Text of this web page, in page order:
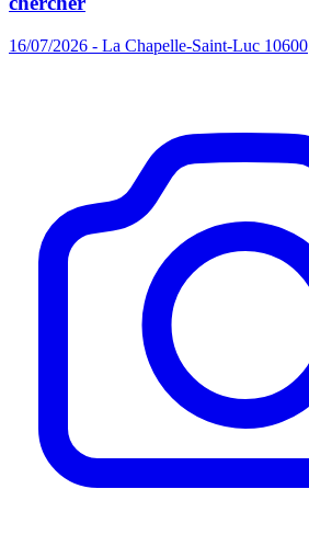
16/07/2026 - La Chapelle-Saint-Luc 10600